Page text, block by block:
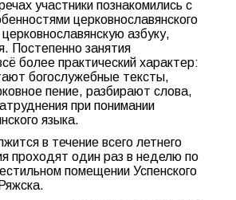
участники познакомились с
церковнославянского
азбуку,
Постепенно занятия
более практический характер:
богослужебные тексты,
пение, разбирают слова,
при понимании
языка.
в течение всего летнего
проходят один раз в неделю по
помещении Успенского